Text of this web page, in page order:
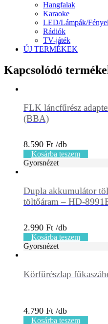
Hangfalak
Karaoke
LED/Lámpák/
Rádiók
TV-játék
ÚJ TERMÉKEK
Kapcsolódó
FLK láncfűrész
(BBA)
8.590 Ft
Kosárba teszem
Gyorsnézet
Dupla akkumulátor
töltőáram – HD-
2.990 Ft
Kosárba teszem
Gyorsnézet
Körfűrészlap
4.790 Ft
Kosárba teszem